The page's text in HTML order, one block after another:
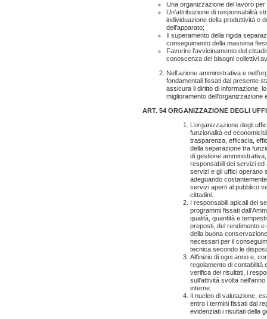
Una organizzazione del lavoro
Un’attribuzione di responsabilità
individuazione della produttività e
dell’apparato;
Il superamento della rigida
conseguimento della massima
Favorire l’avvicinamento del
conoscenza dei bisogni collettivi
Nell’azione amministrativa e
fondamentali fissati dal presente
assicura il diritto di informazione,
miglioramento dell’organizzazione
ART. 54 ORGANIZZAZIONE DEGLI
L’organizzazione degli
funzionalità ed
trasparenza, efficacia,
della separazione tra
di gestione
responsabili dei servizi ed
servizi e gli uffici operano
adeguando
servizi aperti al pubblico
cittadini.
I responsabili apicali dei
programmi fissati
qualità, quantità e
preposti, del rendimento
della buona
necessari per il
tecnica secondo le
All’inizio di ogni anno e,
regolamento di contabilità
verifica dei risultati, i
sull’attività svolta
interne.
Il nucleo di valutazione,
entro i termini fissati dal
evidenziati i risultati della